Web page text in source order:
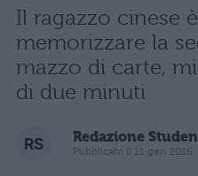
Il ragazzo cinese
memorizzare la
mazzo di carte,
di due minuti
Redazione
Pubblicato il 11 gen 2016